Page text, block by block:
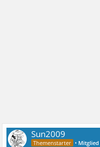
Sun2009
• Mitglied